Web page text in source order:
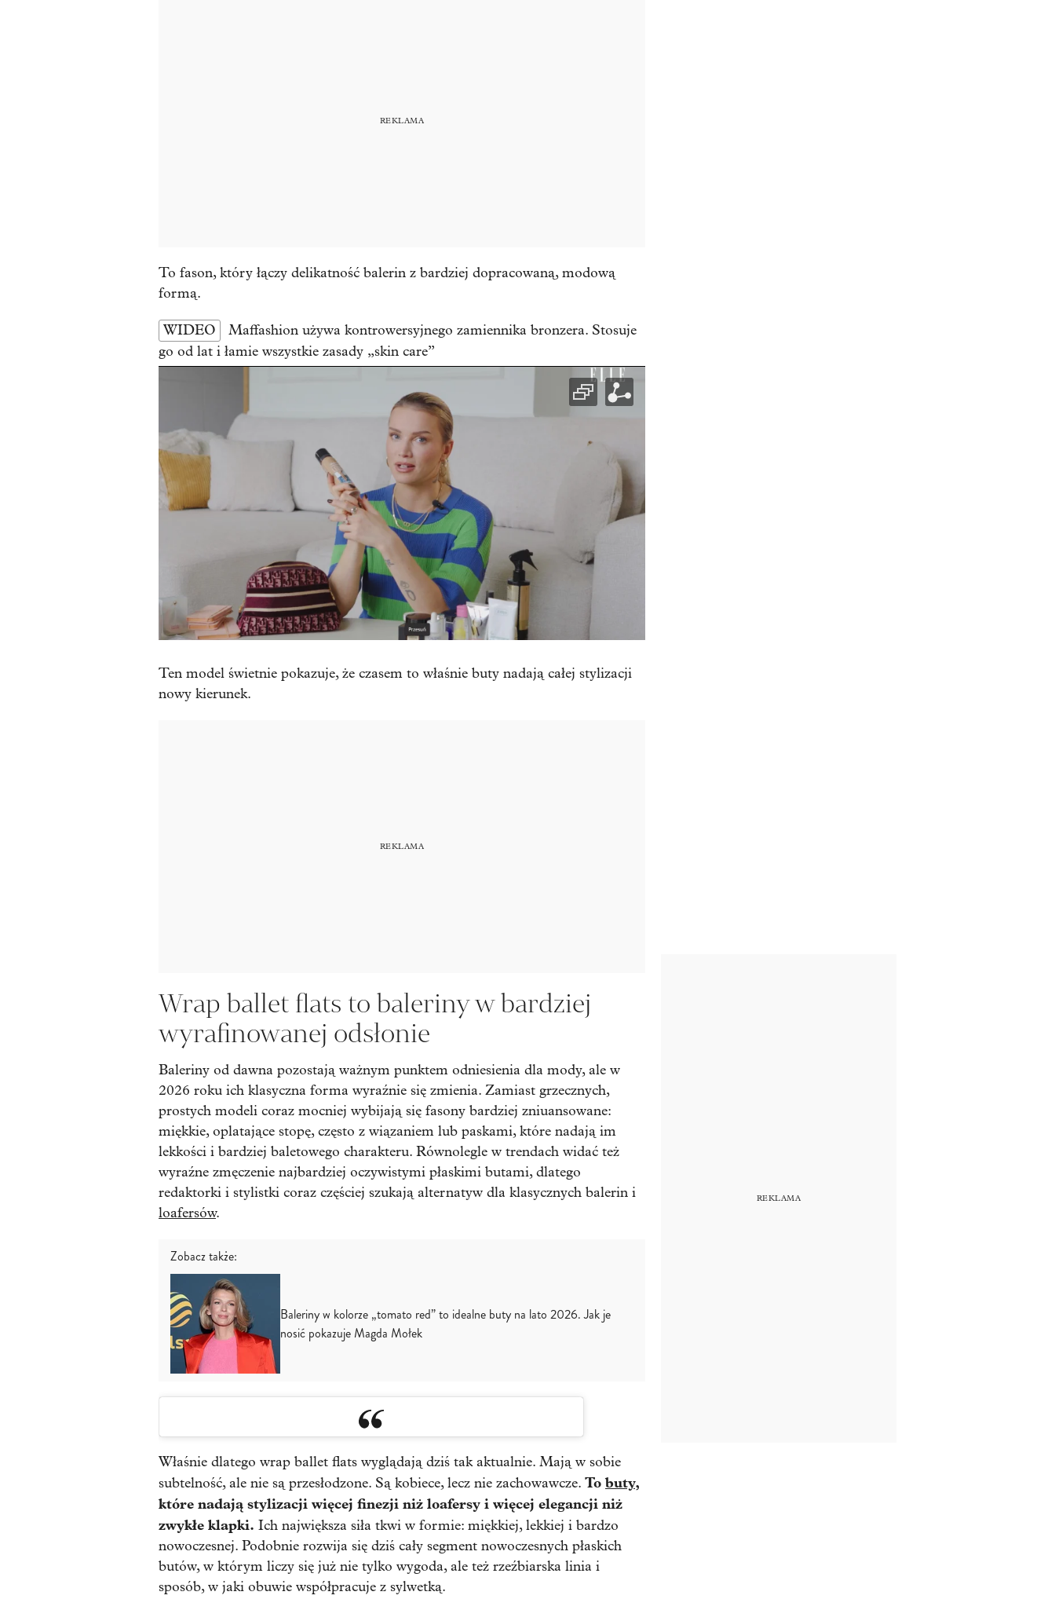
To fason, który łączy delikatność balerin z bardziej dopracowaną, modową
formą.
WIDEO
Maffashion używa kontrowersyjnego zamiennika bronzera. Stosuje
go od lat i łamie wszystkie zasady „skin care”
Ten model świetnie pokazuje, że czasem to właśnie buty nadają całej stylizacji
nowy kierunek.
Wrap ballet flats to baleriny w bardziej
wyrafinowanej odsłonie
Baleriny od dawna pozostają ważnym punktem odniesienia dla mody, ale w
2026 roku ich klasyczna forma wyraźnie się zmienia. Zamiast grzecznych,
prostych modeli coraz mocniej wybijają się fasony bardziej zniuansowane:
miękkie, oplatające stopę, często z wiązaniem lub paskami, które nadają im
lekkości i bardziej baletowego charakteru. Równolegle w trendach widać też
wyraźne zmęczenie najbardziej oczywistymi płaskimi butami, dlatego
redaktorki i stylistki coraz częściej szukają alternatyw dla klasycznych balerin i
loafersów.
Zobacz także:
Baleriny w kolorze „tomato red” to idealne buty na lato 2026. Jak je
nosić pokazuje Magda Mołek
Właśnie dlatego wrap ballet flats wyglądają dziś tak aktualnie. Mają w sobie
subtelność, ale nie są przesłodzone. Są kobiece, lecz nie zachowawcze. Tobuty,
które nadają stylizacji więcej finezji niż loafersy i więcej elegancji niż
zwykłe klapki. Ich największa siła tkwi w formie: miękkiej, lekkiej i bardzo
nowoczesnej. Podobnie rozwija się dziś cały segment nowoczesnych płaskich
butów, w którym liczy się już nie tylko wygoda, ale też rzeźbiarska linia i
sposób, w jaki obuwie współpracuje z sylwetką.